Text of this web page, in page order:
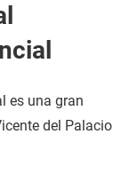
es una gran
del Palacio